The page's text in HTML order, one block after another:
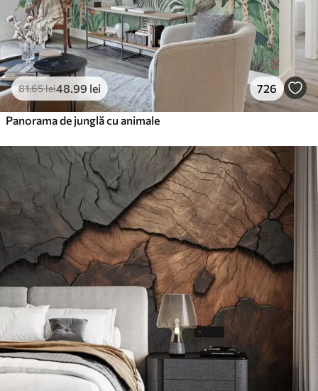
81.65lei48 .99 lei 726
Panorama de junglă cu animale